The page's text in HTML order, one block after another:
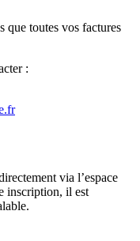
que toutes vos factures
:
via l’espace
inscription, il est